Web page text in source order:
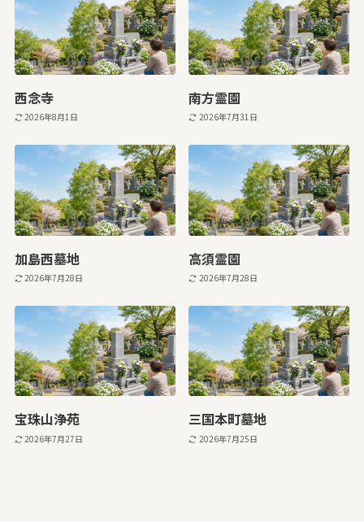
西念寺
2026年8月1日
南方霊園
2026年7月31日
加島西墓地
2026年7月28日
高須霊園
2026年7月28日
宝珠山浄苑
2026年7月27日
三国本町墓地
2026年7月25日